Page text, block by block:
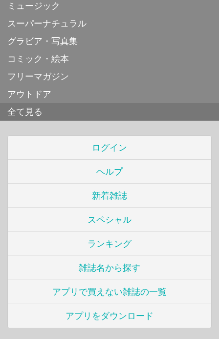
ミュージック
スーパーナチュラル
グラビア・写真集
コミック・絵本
フリーマガジン
アウトドア
全て見る
ログイン
ヘルプ
新着雑誌
スペシャル
ランキング
雑誌名から探す
アプリで買えない雑誌の一覧
アプリをダウンロード